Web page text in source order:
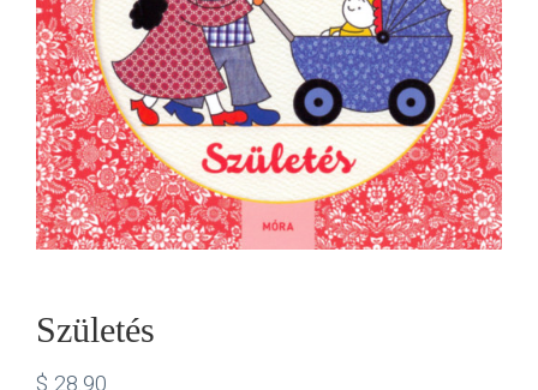
CONTACT
US
Születés
$ 28.90